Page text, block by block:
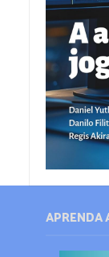
APRENDA